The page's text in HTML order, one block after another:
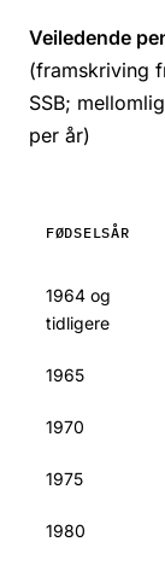
Veiledende
(framskriving
SSB;
per år)
FØDSELSÅR
1964 og
tidligere
1965
1970
1975
1980